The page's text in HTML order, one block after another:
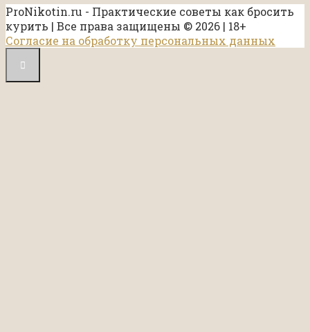
ProNikotin.ru - Практические советы как бросить
курить | Все права защищены © 2026 | 18+
Согласие на обработку персональных данных